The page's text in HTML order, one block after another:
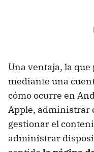
Una ventaja, la
mediante una
cómo ocurre en
Apple, administrar
gestionar el
administrar